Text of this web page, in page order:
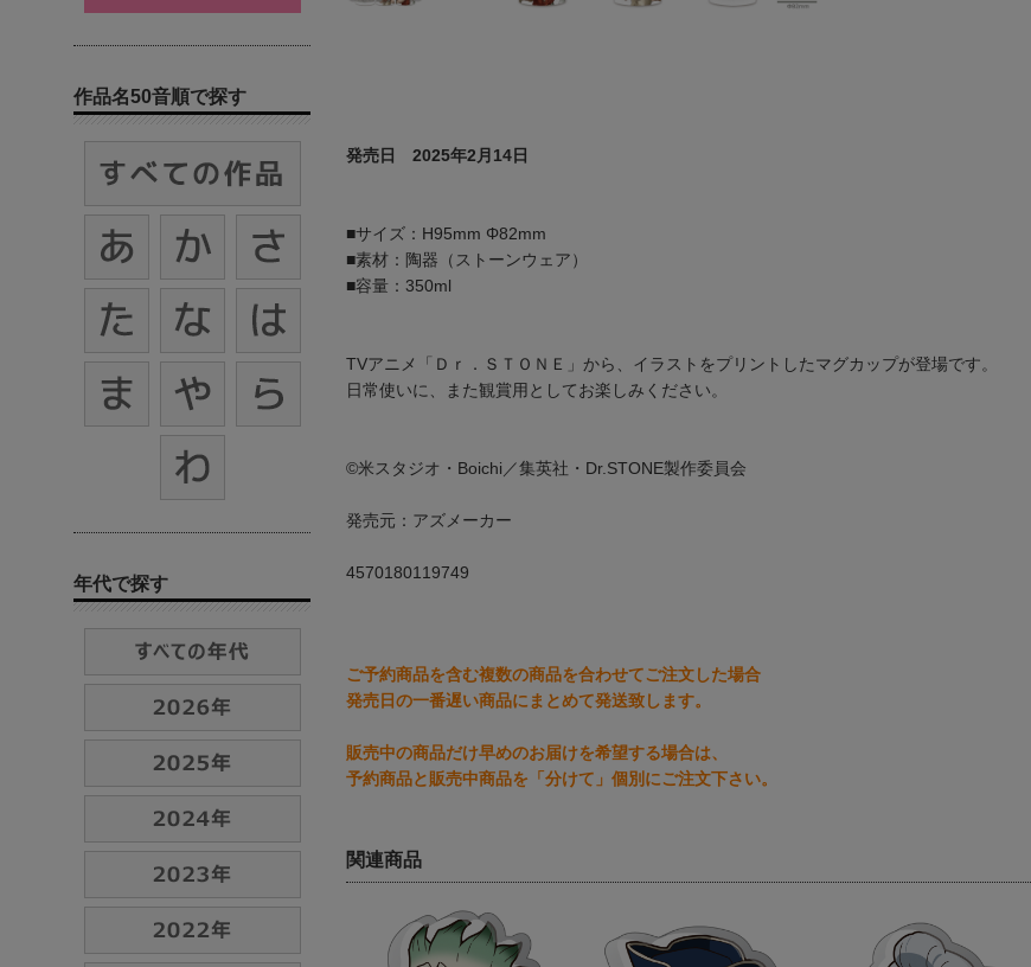
発売日 2025年2月14日
■サイズ：H95mm Φ82mm
■素材：陶器（ストーンウェア）
■容量：350ml
TVアニメ「Ｄｒ．ＳＴＯＮＥ」から、イラストをプリントしたマグカップが登場です。
日常使いに、また観賞用としてお楽しみください。
©米スタジオ・Boichi／集英社・Dr.STONE製作委員会
発売元：アズメーカー
4570180119749
ご予約商品を含む複数の商品を合わせてご注文した場合
発売日の一番遅い商品にまとめて発送致します。
販売中の商品だけ早めのお届けを希望する場合は、
予約商品と販売中商品を「分けて」個別にご注文下さい。
関連商品
作品名50音順で探す
年代で探す